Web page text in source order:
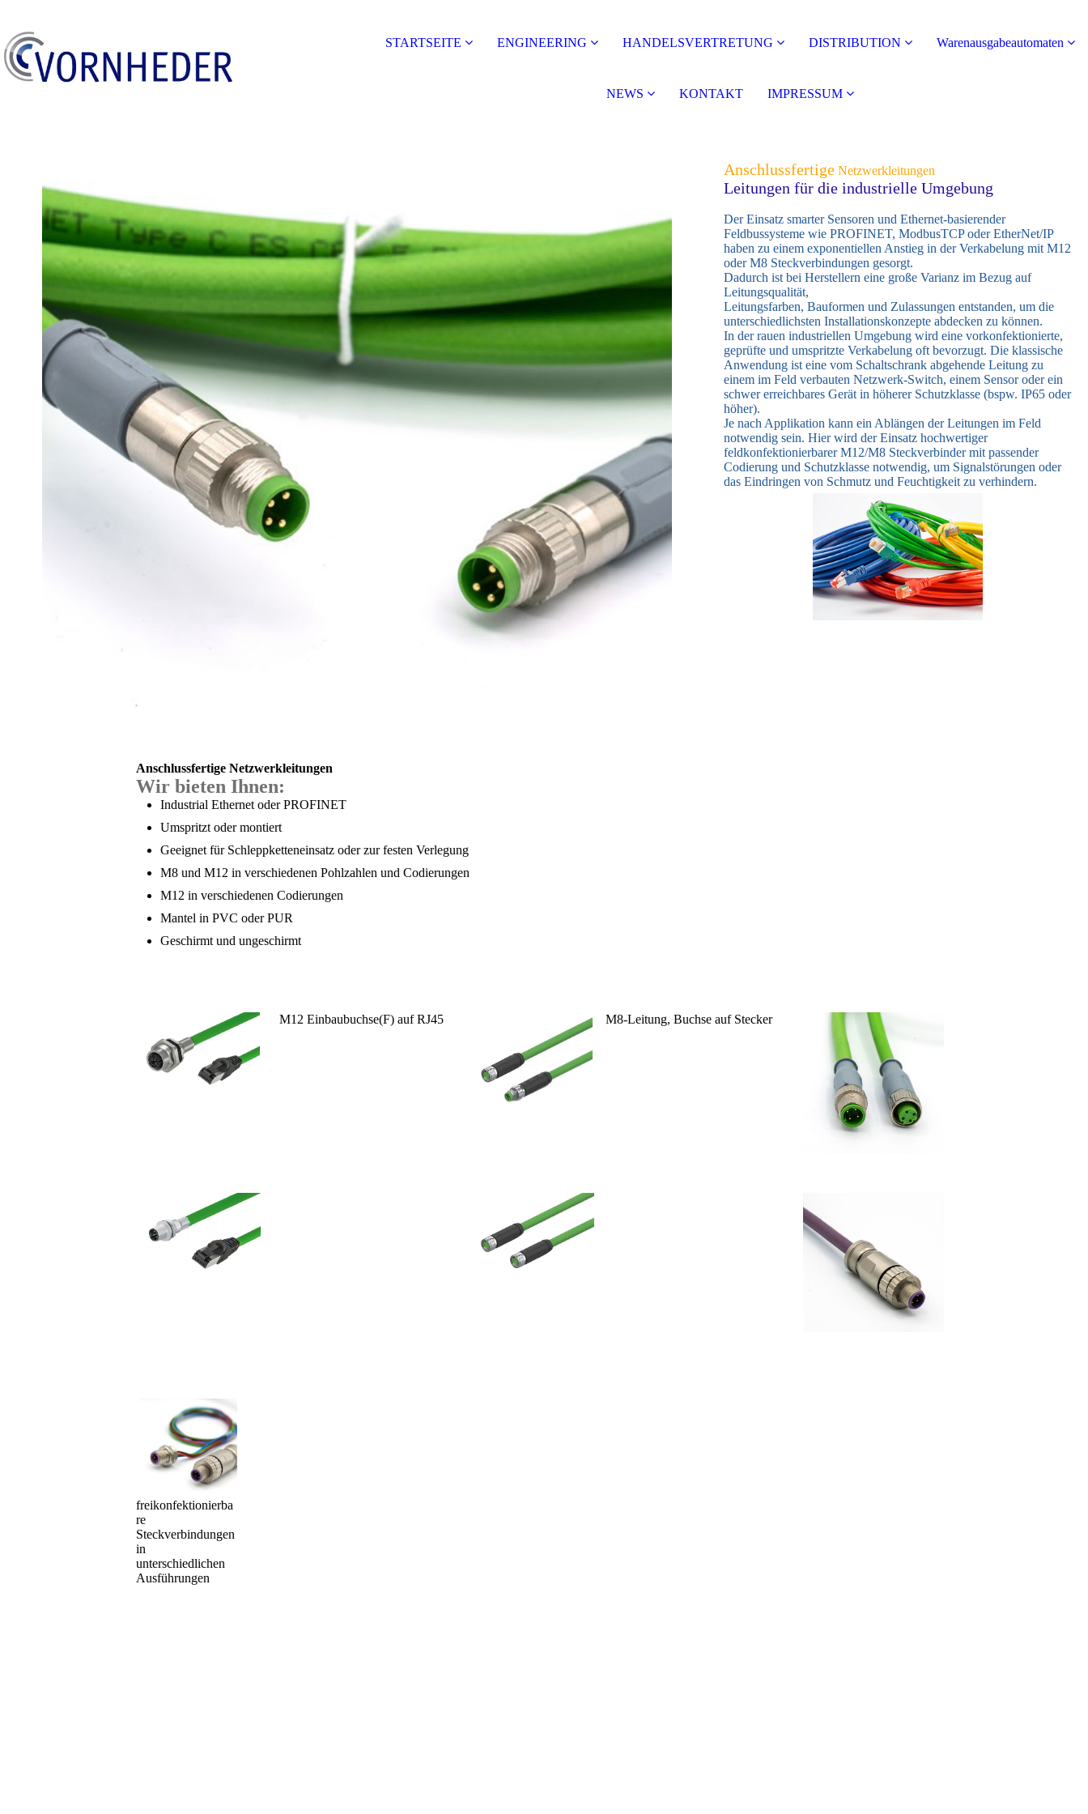
STARTSEITE ENGINEERING HANDELSVERTRETUNG DISTRIBUTION Warenausgabeautomaten
NEWS KONTAKT IMPRESSUM
AnschlussfertigeNetzwerkleitungen
Leitungen für die industrielle Umgebung
Der Einsatz smarter Sensoren und Ethernet-basierender
Feldbussysteme wie PROFINET, ModbusTCP oder EtherNet/IP
haben zu einem exponentiellen Anstieg in der Verkabelung mit M12
oder M8 Steckverbindungen gesorgt.
Dadurch ist bei Herstellern eine große Varianz im Bezug auf
Leitungsqualität,
Leitungsfarben, Bauformen und Zulassungen entstanden, um die
unterschiedlichsten Installationskonzepte abdecken zu können.
In der rauen industriellen Umgebung wird eine vorkonfektionierte,
geprüfte und umspritzte Verkabelung oft bevorzugt. Die klassische
Anwendung ist eine vom Schaltschrank abgehende Leitung zu
einem im Feld verbauten Netzwerk-Switch, einem Sensor oder ein
schwer erreichbares Gerät in höherer Schutzklasse (bspw. IP65 oder
höher).
Je nach Applikation kann ein Ablängen der Leitungen im Feld
notwendig sein. Hier wird der Einsatz hochwertiger
feldkonfektionierbarer M12/M8 Steckverbinder mit passender
Codierung und Schutzklasse notwendig, um Signalstörungen oder
das Eindringen von Schmutz und Feuchtigkeit zu verhindern.
Anschlussfertige Netzwerkleitungen
Wir bieten Ihnen:
Industrial Ethernet oder PROFINET
Umspritzt oder montiert
Geeignet für Schleppketteneinsatz oder zur festen Verlegung
M8 und M12 in verschiedenen Pohlzahlen und Codierungen
M12 in verschiedenen Codierungen
Mantel in PVC oder PUR
Geschirmt und ungeschirmt
M12 Einbaubuchse(F) auf RJ45 M8-Leitung, Buchse auf Stecker
freikonfektionierba
re
Steckverbindungen
in
unterschiedlichen
Ausführungen